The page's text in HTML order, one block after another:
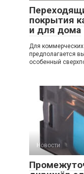
покрытия
и для дома
Для
предполагается
особенный
Новости